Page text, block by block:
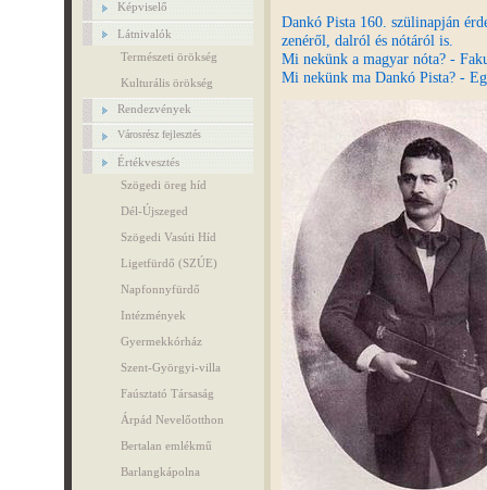
Képviselő
Látnivalók
Természeti örökség
Kulturális örökség
Rendezvények
Városrész fejlesztés
Értékvesztés
Szögedi öreg híd
Dél-Újszeged
Szögedi Vasúti Híd
Ligetfürdő (SZÚE)
Napfonnyfürdő
Intézmények
Gyermekkórház
Szent-Györgyi-villa
Faúsztató Társaság
Árpád Nevelőotthon
Bertalan emlékmű
Barlangkápolna
Dankó Pista 160. szülinapján
zenéről, dalról és nótáról is.
Mi nekünk a magyar nóta? -
Mi nekünk ma Dankó Pista? -